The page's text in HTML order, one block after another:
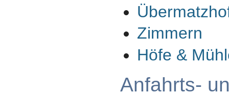
Zimmern
Höfe &
Anfahrts-